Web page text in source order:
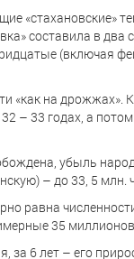
«стахановские»
составила в два
(включая
«как на дрожжах».
– 33 годах, а
убыль
– до 33, 5 млн.
равна
35
за 6 лет – его